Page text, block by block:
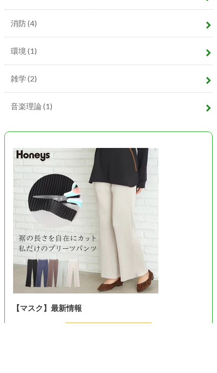
消防(4)
環境 (1)
雑学 (2)
音楽理論 (1)
【マスク】最新情報